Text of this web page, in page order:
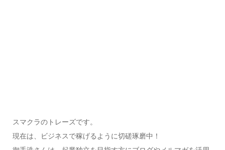
スマクラのトレーズです。
現在は、ビジネスで稼げるように切磋琢磨中！